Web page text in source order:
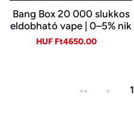
Bang Box 20 000 slukkos
eldobható vape | 0–5% nik
otin | újratölthető, Type-C
Sale
HUF Ft4650.00
<< < 1